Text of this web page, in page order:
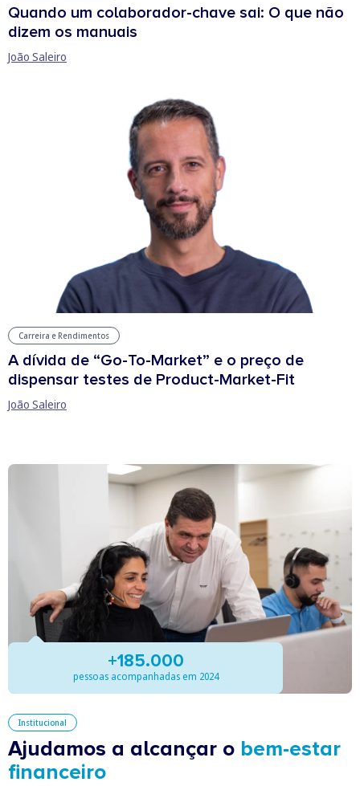
Quando um colaborador-chave sai: O que não
dizem os manuais
João Saleiro
Carreira e Rendimentos
A dívida de “Go-To-Market” e o preço de
dispensar testes de Product-Market-Fit
João Saleiro
Institucional
Ajudamos a alcançar o bem-estar
financeiro
+185.000
pessoas acompanhadas em 2024